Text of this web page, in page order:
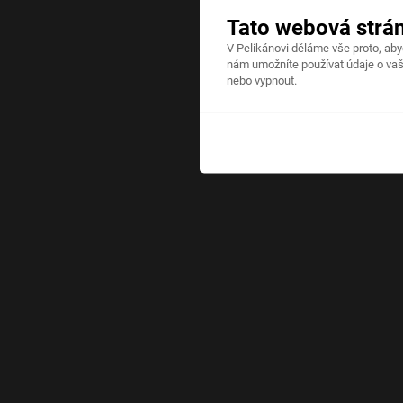
Tato webová
V Pelikánovi děláme vše proto,
nám umožníte používat údaje o
nebo vypnout.